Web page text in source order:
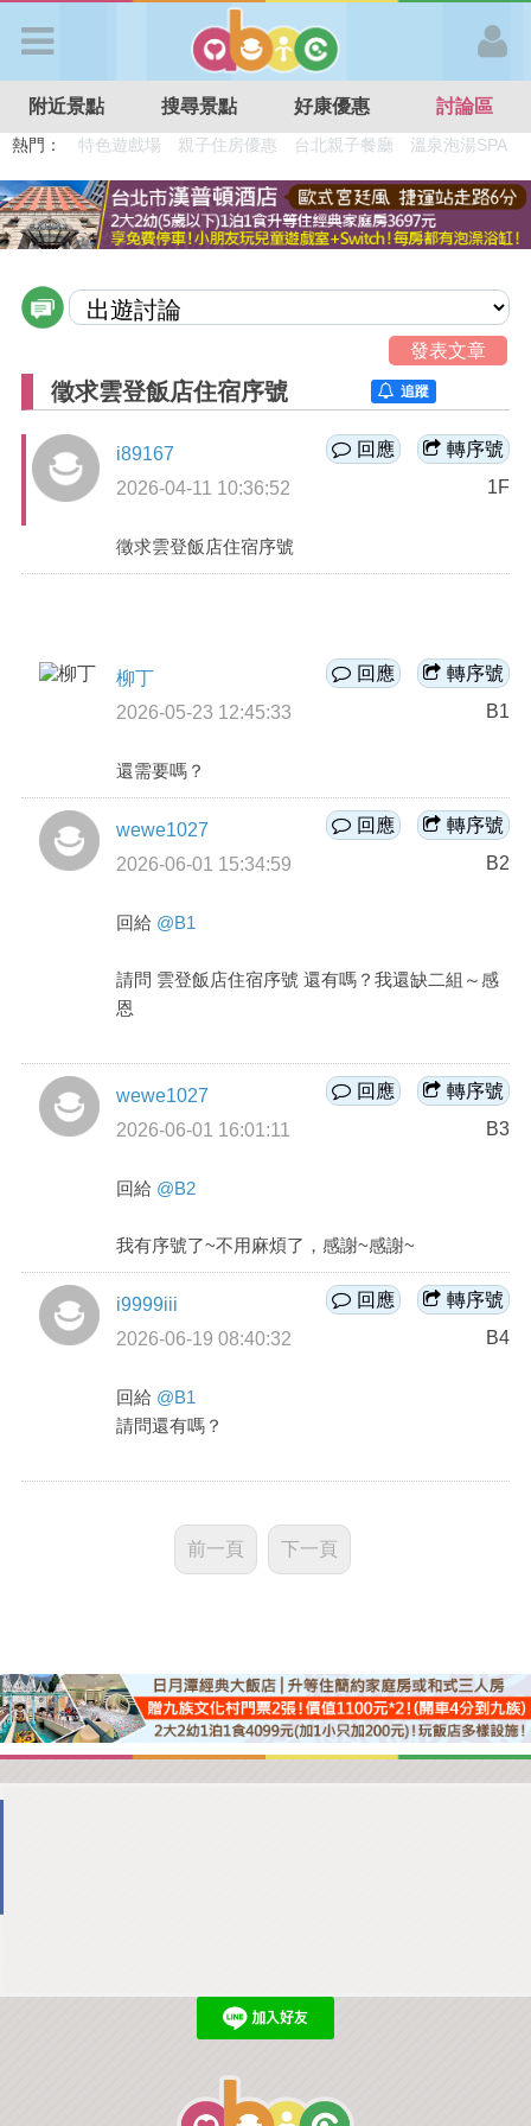
APP登入
首 頁
最新留言
商家合作
討論區
聯絡我們
APP下載
附近景點 搜尋景點 好康優惠 討論區
熱門： 特色遊戲場 親子住房優惠 台北親子餐廳
溫泉泡湯SPA
發表文章
徵求雲登飯店住宿序號 追蹤
i89167
2026-04-11 10:36:52
1F
回應 轉序號
徵求雲登飯店住宿序號
柳丁
2026-05-23 12:45:33
B1
回應 轉序號
還需要嗎？
wewe1027
2026-06-01 15:34:59
B2
回應 轉序號
回給 @B1
請問 雲登飯店住宿序號 還有嗎？我還缺二組～感
恩
wewe1027
2026-06-01 16:01:11
B3
回應 轉序號
回給 @B2
我有序號了~不用麻煩了，感謝~感謝~
i9999iii
2026-06-19 08:40:32
B4
回應 轉序號
回給 @B1
請問還有嗎？
前一頁 下一頁